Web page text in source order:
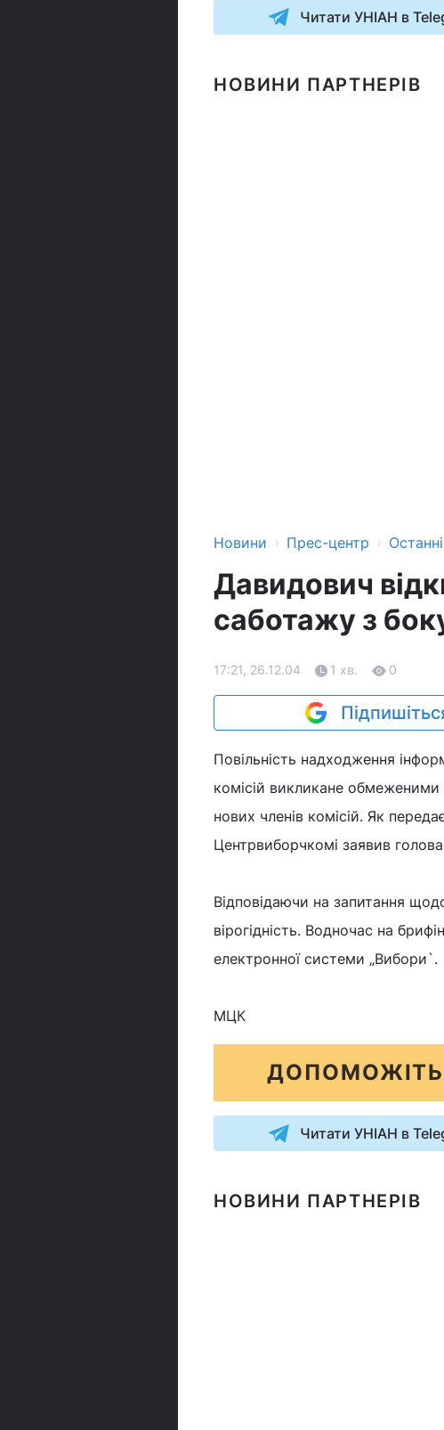
Читати УНІАН в
НОВИНИ ПАРТНЕРІВ
Новини › Прес-центр ›
Давидович
саботажу з
17:21, 26.12.04 1 хв. 0
Повільність надходження
комісій викликане
нових членів комісій. Як
Центрвиборчкомі заявив
Відповідаючи на запитання
вірогідність. Водночас на
електронної системи „Вибори`.
МЦК
Читати УНІАН в
НОВИНИ ПАРТНЕРІВ